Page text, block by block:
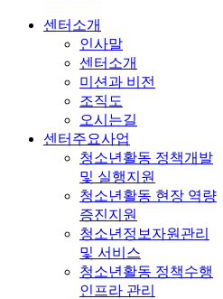
센터소개
인사말
센터소개
미션과 비전
조직도
오시는길
센터주요사업
청소년활동 정책개발
및 실행지원
청소년활동 현장 역량
증진지원
청소년정보자원관리
및 서비스
청소년활동 정책수행
인프라 관리